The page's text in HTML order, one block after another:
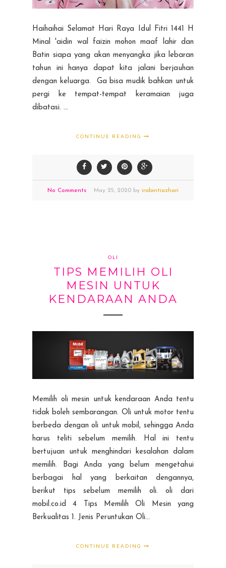
Haihaihai Selamat Hari Raya Idul Fitri 1441 H
Minal 'aidin wal faizin mohon maaf lahir dan
Batin siapa yang akan menyangka jika lebaran
tahun ini hanya dapat kita jalani berjauhan
dengan keluarga. Ga bisa mudik bahkan untuk
pergi ke tempat-tempat keramaian juga
dibatasi. ...
CONTINUE READING
No Comments May 25, 2020 by irabintiazhari
OLI
TIPS MEMILIH OLI
MESIN UNTUK
KENDARAAN ANDA
Memilih oli mesin untuk kendaraan Anda tentu
tidak boleh sembarangan. Oli untuk motor tentu
berbeda dengan oli untuk mobil, sehingga Anda
harus teliti sebelum memilih. Hal ini tentu
bertujuan untuk menghindari kesalahan dalam
memilih. Bagi Anda yang belum mengetahui
berbagai hal yang berkaitan dengannya,
berikut tips sebelum memilih oli. oli dari
mobil.co.id 4 Tips Memilih Oli Mesin yang
Berkualitas 1. Jenis Peruntukan Oli...
CONTINUE READING